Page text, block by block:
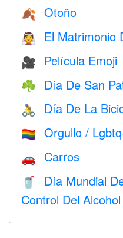
🍂 Otoño
👰 El Matrimonio
🎥 Película Emoji
☘️ Día De San
🚴 Día De La
🏳️‍🌈 Orgullo /
🚗 Carros
🥤
Día Mundial
Control Del Alcohol